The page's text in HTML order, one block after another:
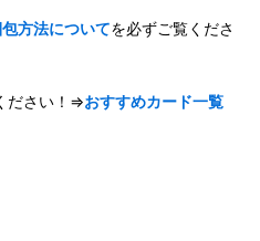
方法についてを必ずご覧くださ
ださい！⇒おすすめカード一覧